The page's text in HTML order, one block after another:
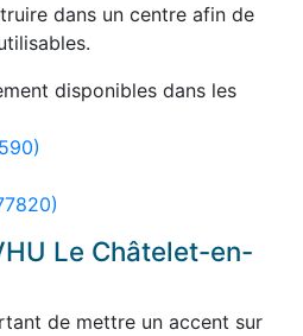
dans un centre afin de
disponibles dans les
Le Châtelet-en-
de mettre un accent sur